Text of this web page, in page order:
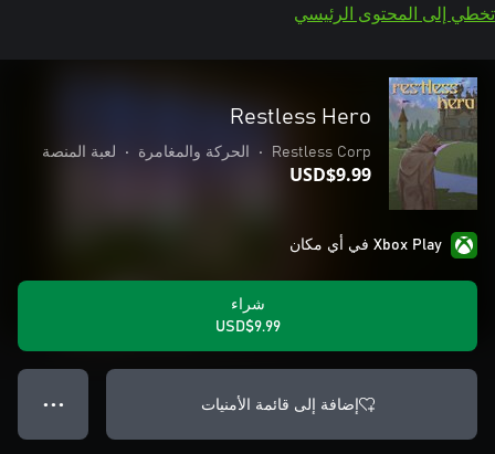
تخطي إلى المحتوى الرئيسي
Restless Hero
Restless Corp
• الحركة والمغامرة • لعبة المنصة
USD$9.99
Xbox Play في أي مكان
شراء
USD$9.99
إضافة إلى قائمة الأمنيات ● ● ●